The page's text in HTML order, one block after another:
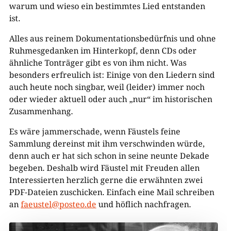
warum und wieso ein bestimmtes Lied entstanden
ist.
Alles aus reinem Dokumentationsbedürfnis und ohne
Ruhmesgedanken im Hinterkopf, denn CDs oder
ähnliche Tonträger gibt es von ihm nicht. Was
besonders erfreulich ist: Einige von den Liedern sind
auch heute noch singbar, weil (leider) immer noch
oder wieder aktuell oder auch „nur“ im historischen
Zusammenhang.
Es wäre jammerschade, wenn Fäustels feine
Sammlung dereinst mit ihm verschwinden würde,
denn auch er hat sich schon in seine neunte Dekade
begeben. Deshalb wird Fäustel mit Freuden allen
Interessierten herzlich gerne die erwähnten zwei
PDF-Dateien zuschicken. Einfach eine Mail schreiben
anfaeustel@posteo.de und höflich nachfragen.